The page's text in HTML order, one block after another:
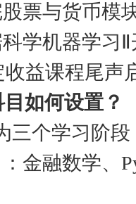
票与货币模
学机器学习
收益课程尾声
如何设置？
三个学习阶段
金融数学、